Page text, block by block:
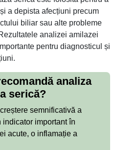
a depista afecțiuni precum
biliar sau alte probleme
analizei amilazei
pentru diagnosticul și
analiza
serică?
semnificativă a
important în
acute, o inflamație a